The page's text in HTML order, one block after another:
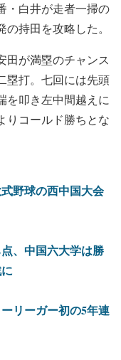
・白井が走者一掃の
持田を攻略した。
田が満塁のチャンス
塁打。七回には先頭
を叩き左中間越えに
りコールド勝ちとな
野球の西中国大会
、中国六大学は勝
リーガー初の5年連